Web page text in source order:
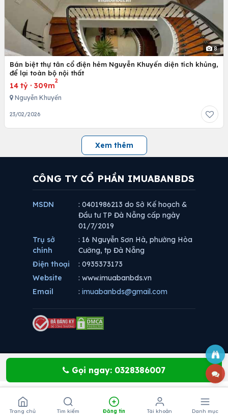
8
Bán biệt thự tân cổ điện hẻm Nguyễn Khuyến diện tích khủng,
để lại toàn bộ nội thất
14 tỷ · 309m
2
Nguyễn Khuyến
23/02/2026
Xem thêm
Gọi ngay: 0328386007
CÔNG TY CỔ PHẦN IMUABANBDS
MSDN
: 0401986213 do Sở Kế hoạch &
Đầu tư TP Đà Nẵng cấp ngày
01/7/2019
Trụ sở
chính
: 16 Nguyễn Sơn Hà, phường Hòa
Cường, tp Đà Nẵng
Điện thoại
: 0935373173
Website
: www.imuabanbds.vn
Email
: imuabanbds@gmail.com
Trang chủ Tìm kiếm Đăng tin Tài khoản Danh mục